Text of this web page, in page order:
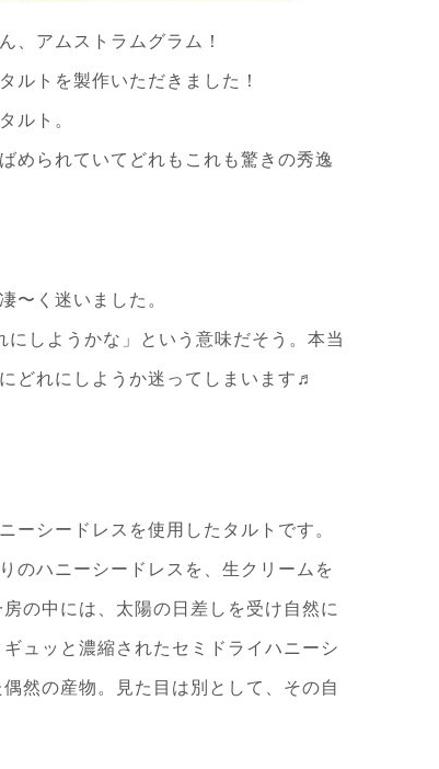
、アムストラムグラム！
ルトを製作いただきました！
ルト。
められていてどれもこれも驚きの秀逸
〜く迷いました。
しようかな」という意味だそう。本当
どれにしようか迷ってしまいます♬
ーシードレスを使用したタルトです。
のハニーシードレスを、生クリームを
の中には、太陽の日差しを受け自然に
ュッと濃縮されたセミドライハニーシ
然の産物。見た目は別として、その自